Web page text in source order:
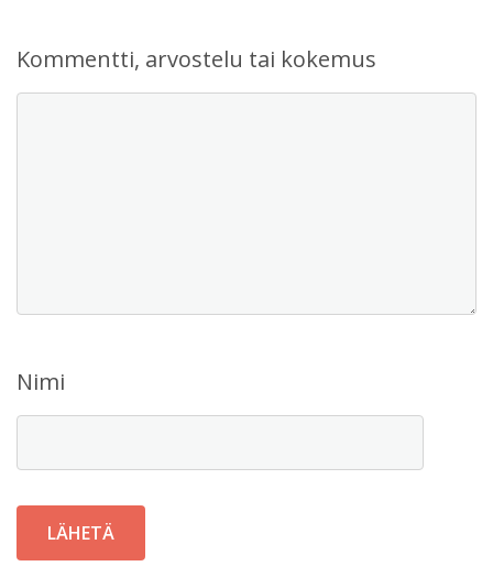
Kommentti, arvostelu tai kokemus
Nimi